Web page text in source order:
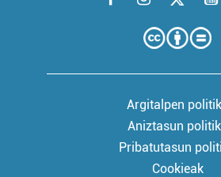
Argitalpen
Aniztasun
Pribatutasun
Cookieak